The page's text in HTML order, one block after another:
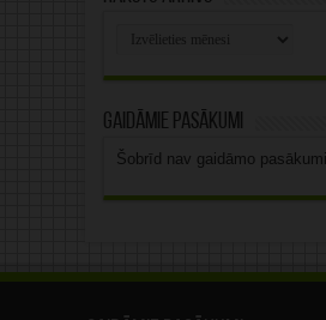
Gaidāmie pasākumi
Šobrīd nav gaidāmo